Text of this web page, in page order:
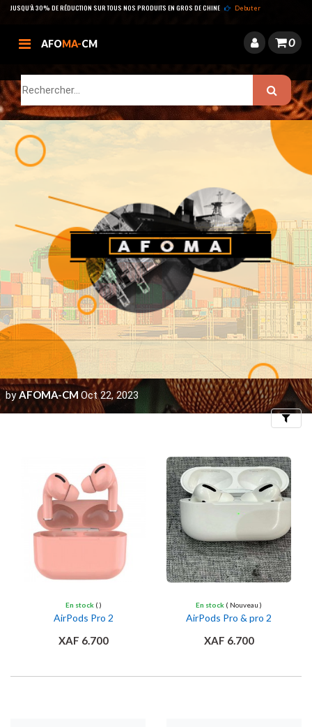
JUSQU’À 30% DE RÉDUCTION SUR TOUS NOS PRODUITS EN GROS DE CHINE Debuter
AFOMA-CM 0
byAFOMA-CM Oct 22, 2023
Filters
En stock ( )
AirPods Pro 2
XAF 6.700
En stock ( Nouveau )
AirPods Pro & pro 2
XAF 6.700